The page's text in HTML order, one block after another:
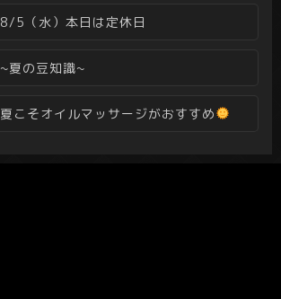
8/5（水）本日は定休日
~夏の豆知識~
夏こそオイルマッサージがおすすめ